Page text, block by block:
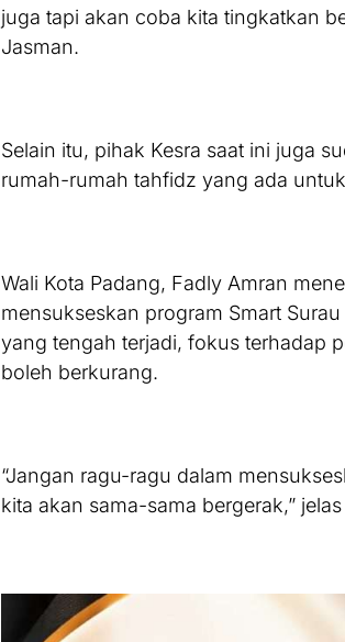
juga tapi akan coba kita tingkatkan
Jasman.
Selain itu, pihak Kesra saat ini juga
rumah-rumah tahfidz yang ada
Wali Kota Padang, Fadly Amran
mensukseskan program Smart
yang tengah terjadi, fokus terhadap
boleh berkurang.
“Jangan ragu-ragu dalam
kita akan sama-sama bergerak,”